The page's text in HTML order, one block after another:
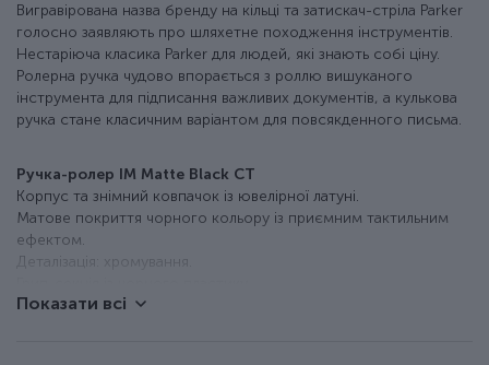
Вигравірована назва бренду на кільці та затискач-стріла Parker
голосно заявляють про шляхетне походження інструментів.
Нестаріюча класика Parker для людей, які знають собі ціну.
Ролерна ручка чудово впорається з роллю вишуканого
інструмента для підписання важливих документів, а кулькова
ручка стане класичним варіантом для повсякденного письма.
Ручка-ролер IM Matte Black CT
Корпус та знімний ковпачок із ювелірної латуні.
Матове покриття чорного кольору із приємним тактильним
ефектом.
Деталізація: хромування.
У комплектації – ролерний стрижень.
Показати всі